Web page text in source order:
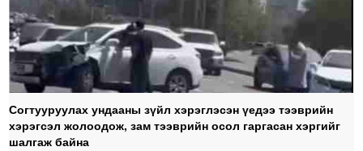
Согтууруулах ундааны зүйл хэрэглэсэн үедээ тээврийн
хэрэгсэл жолоодож, зам тээврийн осол гаргасан хэргийг
шалгаж байна